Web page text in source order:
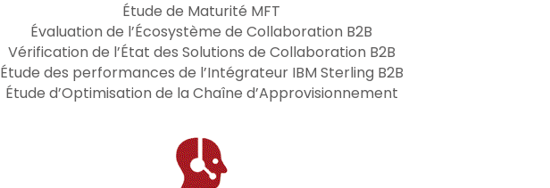
Étude de Maturité MFT
Évaluation de l’Écosystème de Collaboration B2B
Vérification de l’État des Solutions de Collaboration B2B
Étude des performances de l’Intégrateur IBM Sterling B2B
Étude d’Optimisation de la Chaîne d’Approvisionnement